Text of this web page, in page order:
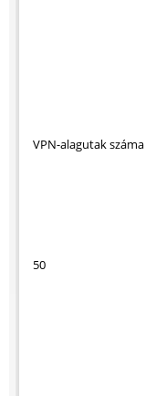
VPN-alagutak száma
50